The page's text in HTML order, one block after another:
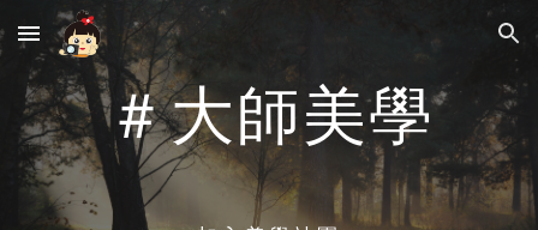
Skip to main content Skip to navigation
＃大師美學